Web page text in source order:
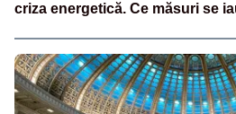
criza energetică. Ce măsuri se